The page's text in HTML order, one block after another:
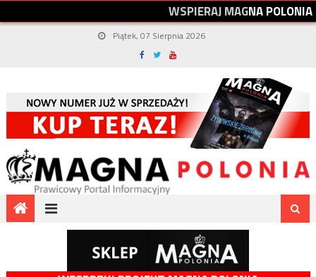
WSPIERAJMAGNAPOLONIA
Piątek, 07 Sierpnia 2026